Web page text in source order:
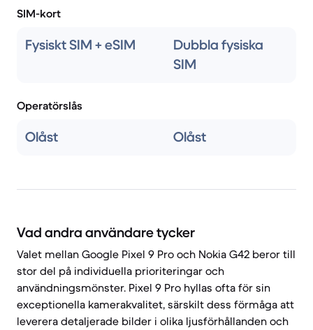
SIM-kort
Fysiskt SIM + eSIM
Dubbla fysiska
SIM
Operatörslås
Olåst Olåst
Vad andra användare tycker
Valet mellan Google Pixel 9 Pro och Nokia G42 beror till
stor del på individuella prioriteringar och
användningsmönster. Pixel 9 Pro hyllas ofta för sin
exceptionella kamerakvalitet, särskilt dess förmåga att
leverera detaljerade bilder i olika ljusförhållanden och